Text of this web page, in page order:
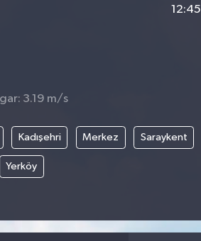
12:45
3.19 m/s
Kadışehri Merkez Saraykent
Yerköy